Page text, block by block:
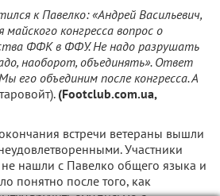
к Павелко: «Андрей Васильевич,
конгресса вопрос о
ФФК в ФФУ. Не надо разрушать
наоборот, объединять». Ответ
его объединим после конгресса. А
(Footclub.com.ua,
встречи ветераны вышли
Участники
не нашли с Павелко общего языка и
понятно после того, как